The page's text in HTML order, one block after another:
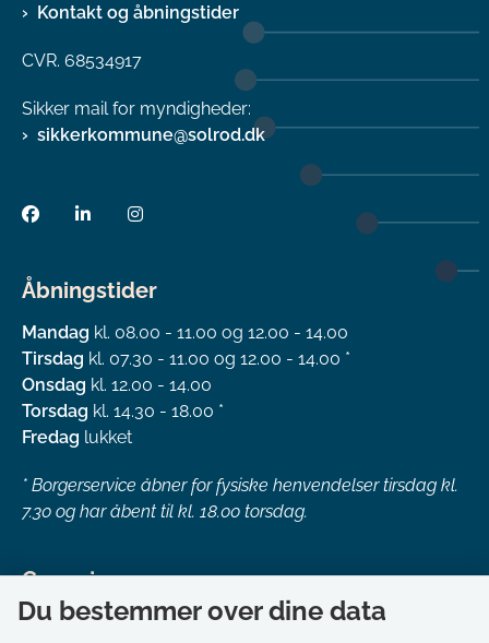
Kontakt og åbningstider
CVR. 68534917
Sikker mail for myndigheder:
sikkerkommune@solrod.dk
Åbningstider
Mandag kl. 08.00 - 11.00 og 12.00 - 14.00
Tirsdag kl. 07.30 - 11.00 og 12.00 - 14.00 *
Onsdag kl. 12.00 - 14.00
Torsdag kl. 14.30 - 18.00 *
Fredag lukket
* Borgerservice åbner for fysiske henvendelser tirsdag kl.
7.30 og har åbent til kl. 18.00 torsdag.
Genveje
Om kommunen
Du bestemmer over dine data